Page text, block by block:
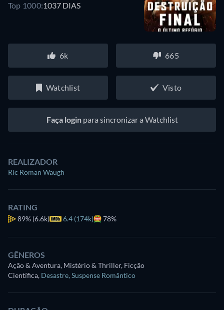
Top 1000:1037 DIAS
6k 665
Watchlist Visto
Faça loginpara sincronizar a Watchlist
REALIZADOR
Ric Roman Waugh
RATING
89% (6.6k) 6.4 (174k) 78%
GÊNEROS
Ação & Aventura, Mistério & Thriller, Ficção
Científica, Desastre, Suspense Romântico